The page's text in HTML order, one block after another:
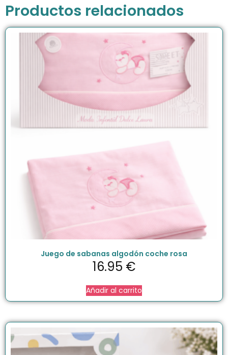
Productos relacionados
Juego de sabanas algodón coche rosa
16.95 €
Añadir al carrito